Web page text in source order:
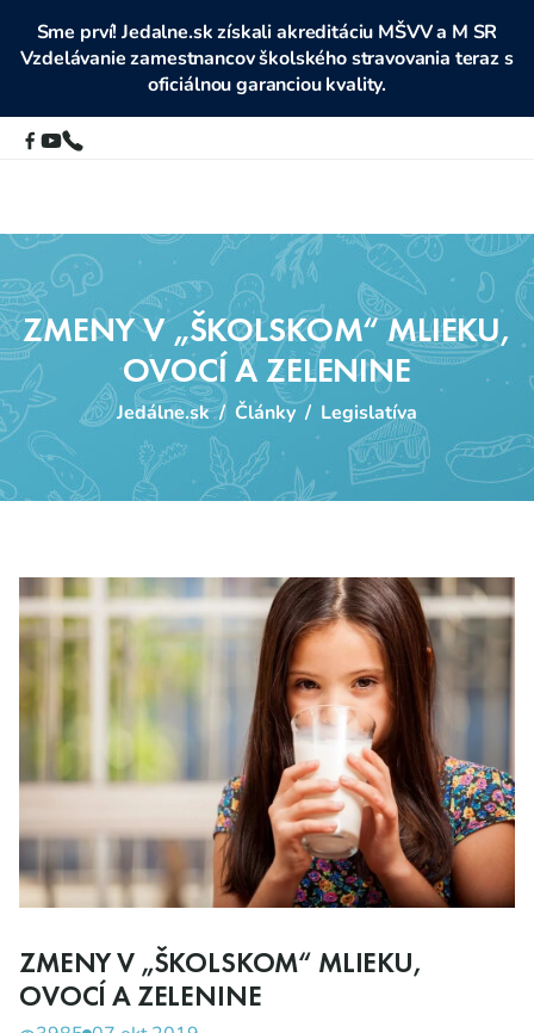
Sme prví! Jedalne.sk získali akreditáciu MŠVV a M SR
Vzdelávanie zamestnancov školského stravovania teraz s
oficiálnou garanciou kvality.
ZMENY V „ŠKOLSKOM“ MLIEKU,
OVOCÍ A ZELENINE
Jedálne.sk / Články / Legislatíva
ZMENY V „ŠKOLSKOM“ MLIEKU,
OVOCÍ A ZELENINE